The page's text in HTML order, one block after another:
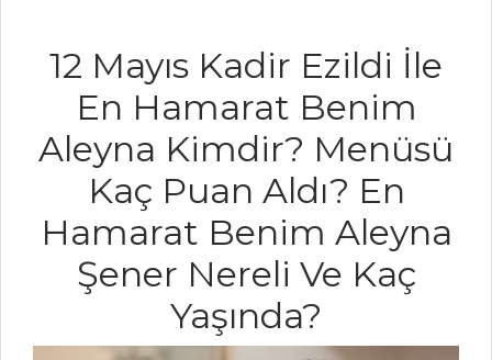
Kremalı
Karnabahar Çorbası
Ayran Aşı Çorbası
Çorbalar Tüm
Tarifleri
MEZELER
12 Mayıs Kadir Ezildi İle
En Hamarat Benim
Aleyna Kimdir? Menüsü
Kaç Puan Aldı? En
Hamarat Benim Aleyna
Şener Nereli Ve Kaç
Yaşında?